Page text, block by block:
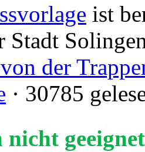
ist
Stadt
der
· 30785